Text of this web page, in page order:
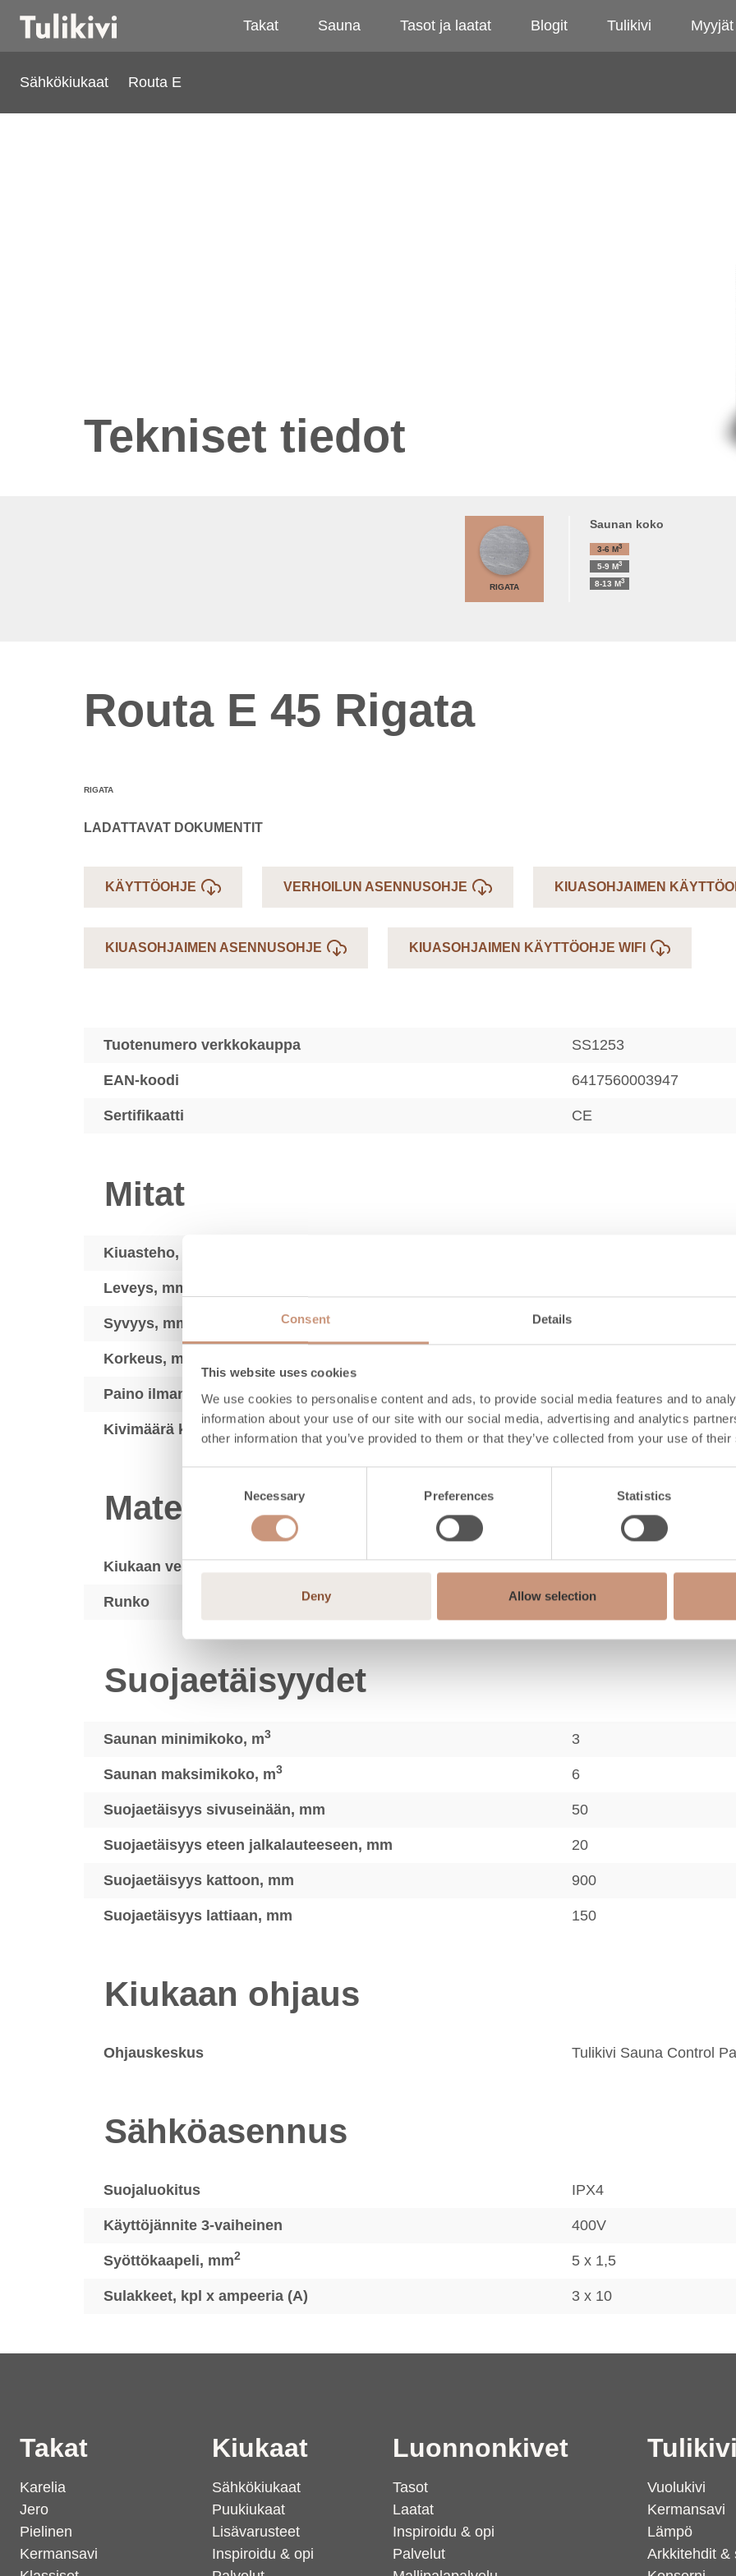
Consent Details
This website uses cookies
We use cookies to personalise content and ads, to provide social media features and to
information about your use of our site with our social media, advertising and analytics
other information that you’ve provided to them or that they’ve collected from your use of
Necessary Preferences Statistics
Deny Allow selection
Takat Sauna Tasot ja laatat Blogit Tulikivi Myyjät
Sähkökiukaat Routa E
Tekniset tiedot
RIGATA
Saunan koko
3-6 M3
5-9 M3
8-13 M3
Routa E 45 Rigata
RIGATA
LADATTAVAT DOKUMENTIT
KÄYTTÖOHJE VERHOILUN ASENNUSOHJE KIUASOHJAIMEN
KIUASOHJAIMEN ASENNUSOHJE KIUASOHJAIMEN KÄYTTÖOHJE WIFI
Tuotenumero verkkokauppa SS1253
EAN-koodi 6417560003947
Sertifikaatti CE
Mitat
Kiuasteho, kW
Leveys, mm
Syvyys, mm
Korkeus, mm
Paino ilman kiuaskiviä, kg 61
Kivimäärä kg max. 35
Materiaalit
Kiukaan verhoilu
Runko Vuolukivi
Suojaetäisyydet
Saunan minimikoko, m3 3
Saunan maksimikoko, m3 6
Suojaetäisyys sivuseinään, mm 50
Suojaetäisyys eteen jalkalauteeseen, mm 20
Suojaetäisyys kattoon, mm 900
Suojaetäisyys lattiaan, mm 150
Kiukaan ohjaus
Ohjauskeskus Tulikivi Sauna Control
Sähköasennus
Suojaluokitus IPX4
Käyttöjännite 3-vaiheinen 400V
Syöttökaapeli, mm2 5 x 1,5
Sulakkeet, kpl x ampeeria (A) 3 x 10
Takat
Karelia
Jero
Pielinen
Kermansavi
Kiukaat
Sähkökiukaat
Puukiukaat
Lisävarusteet
Inspiroidu & opi
Luonnonkivet
Tasot
Laatat
Inspiroidu & opi
Palvelut
Vuolukivi
Kermansavi
Lämpö
Arkkitehdit &